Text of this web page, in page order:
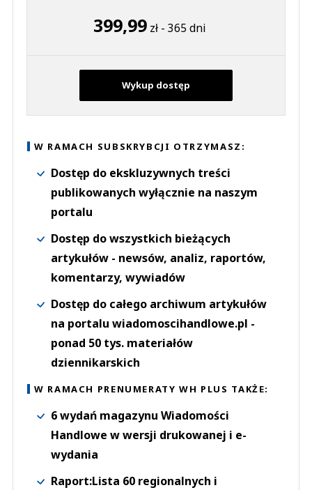
399,99zł - 365 dni
Wykup dostęp
W RAMACH SUBSKRYBCJI OTRZYMASZ:
Dostęp do ekskluzywnych treści
publikowanych wyłącznie na naszym
portalu
Dostęp do wszystkich bieżących
artykułów - newsów, analiz, raportów,
komentarzy, wywiadów
Dostęp do całego archiwum artykułów
na portalu wiadomoscihandlowe.pl -
ponad 50 tys. materiałów
dziennikarskich
W RAMACH PRENUMERATY WH PLUS TAKŻE:
6 wydań magazynu Wiadomości
Handlowe w wersji drukowanej i e-
wydania
Raport:Lista 60 regionalnych i